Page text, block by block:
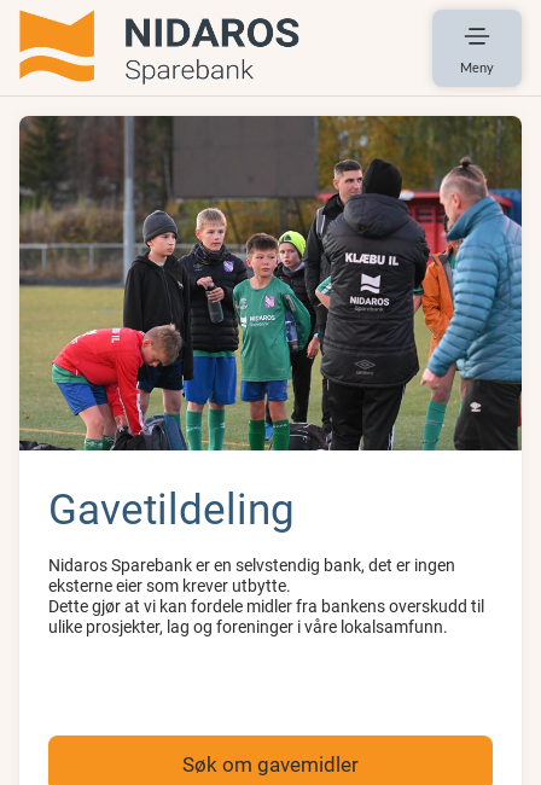
Meny
Gavetildeling
Nidaros Sparebank er en selvstendig bank, det er ingen
eksterne eier som krever utbytte.
Dette gjør at vi kan fordele midler fra bankens overskudd til
ulike prosjekter, lag og foreninger i våre lokalsamfunn.
Søk om gavemidler